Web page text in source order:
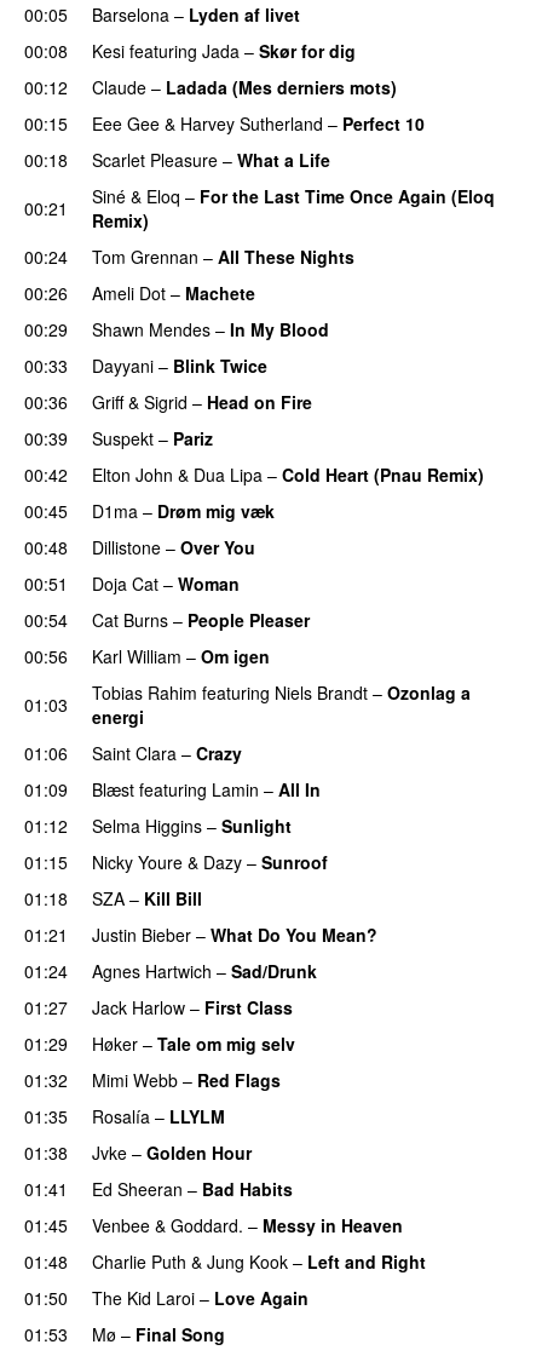
00:05
Barselona – Lyden af livet
00:08
Kesi featuring Jada – Skør for dig
00:12
Claude – Ladada (Mes derniers mots)
00:15 Eee Gee & Harvey Sutherland – Perfect 10
00:18
Scarlet Pleasure – What a Life
00:21
Siné & Eloq – For the Last Time Once Again (Eloq
Remix)
00:24
Tom Grennan – All These Nights
00:26 Ameli Dot – Machete
00:29
Shawn Mendes – In My Blood
00:33
Dayyani – Blink Twice
00:36 Griff& Sigrid – Head on Fire
00:39
Suspekt – Pariz
00:42
Elton John & Dua Lipa – Cold Heart (Pnau Remix)
00:45
D1ma – Drøm mig væk
00:48 Dillistone – Over You
00:51
Doja Cat – Woman
00:54
Cat Burns – People Pleaser
00:56
Karl William – Om igen
01:03 Tobias Rahim featuring Niels Brandt – Ozonlag a
energi
01:06 Saint Clara – Crazy
01:09
Blæst featuring Lamin – All In
01:12
Selma Higgins – Sunlight
01:15 Nicky Youre & Dazy – Sunroof
01:18
SZA – Kill Bill
01:21
Justin Bieber – What Do You Mean?
01:24
Agnes Hartwich – Sad/Drunk
01:27
Jack Harlow – First Class
01:29 Høker – Tale om mig selv
01:32
Mimi Webb – Red Flags
01:35
Rosalía – LLYLM
01:38 Jvke – Golden Hour
01:41 Ed Sheeran – Bad Habits
01:45
Venbee & Goddard. – Messy in Heaven
01:48 Charlie Puth & Jung Kook – Left and Right
01:50
The Kid Laroi – Love Again
01:53
Mø – Final Song